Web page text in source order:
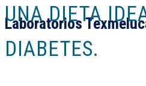
Laboratorios
UNA DIETA
DIABETES.